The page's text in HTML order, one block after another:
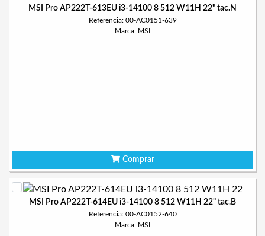
MSI Pro AP222T-613EU i3-14100 8 512 W11H 22" tac.N
Referencia: 00-AC0151-639
Marca: MSI
Comprar
MSI Pro AP222T-614EU i3-14100 8 512 W11H 22" tac.B
Referencia: 00-AC0152-640
Marca: MSI